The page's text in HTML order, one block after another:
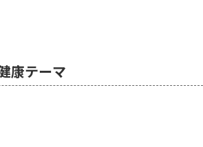
康テーマ